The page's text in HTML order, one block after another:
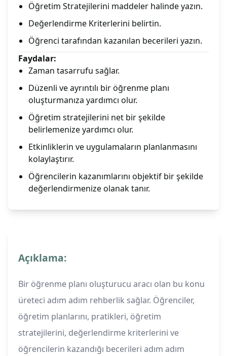
Öğretim Stratejilerini maddeler halinde yazın.
Değerlendirme Kriterlerini belirtin.
Öğrenci tarafından kazanılan becerileri yazın.
Faydalar:
Zaman tasarrufu sağlar.
Düzenli ve ayrıntılı bir öğrenme planı
oluşturmanıza yardımcı olur.
Öğretim stratejilerini net bir şekilde
belirlemenize yardımcı olur.
Etkinliklerin ve uygulamaların planlanmasını
kolaylaştırır.
Öğrencilerin kazanımlarını objektif bir şekilde
değerlendirmenize olanak tanır.
Açıklama:
Bir öğrenme planı oluşturucu aracı olan bu konu
üreteci adım adım rehberlik sağlar. Öğrenciler,
öğretim planlarını, pratikleri, öğretim
stratejilerini, değerlendirme kriterlerini ve
öğrencilerin kazandığı becerileri adım adım